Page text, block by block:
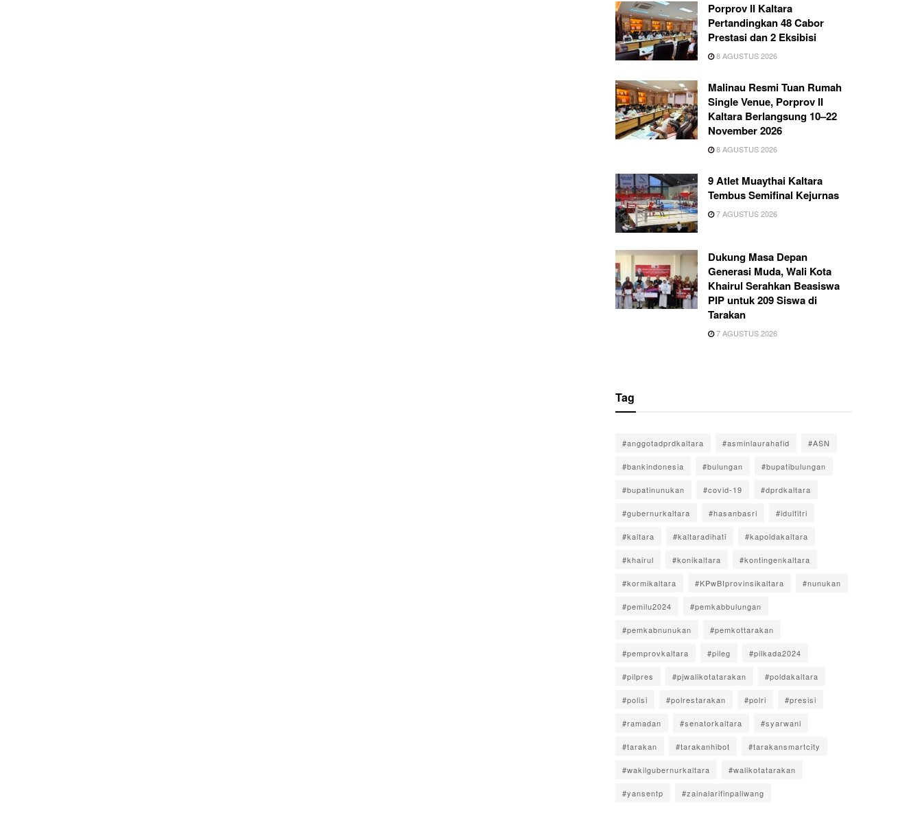
Porprov II Kaltara
Pertandingkan 48 Cabor
Prestasi dan 2 Eksibisi
8 AGUSTUS 2026
Malinau Resmi Tuan Rumah
Single Venue, Porprov II
Kaltara Berlangsung 10–22
November 2026
8 AGUSTUS 2026
9 Atlet Muaythai Kaltara
Tembus Semifinal Kejurnas
7 AGUSTUS 2026
Dukung Masa Depan
Generasi Muda, Wali Kota
Khairul Serahkan Beasiswa
PIP untuk 209 Siswa di
Tarakan
7 AGUSTUS 2026
Tag
#anggotadprdkaltara #asminlaurahafid #ASN
#bankindonesia #bulungan #bupatibulungan
#bupatinunukan #covid-19 #dprdkaltara
#gubernurkaltara #hasanbasri #idulfitri
#kaltara #kaltaradihati #kapoldakaltara
#khairul #konikaltara #kontingenkaltara
#kormikaltara #KPwBIprovinsikaltara #nunukan
#pemilu2024 #pemkabbulungan
#pemkabnunukan #pemkottarakan
#pemprovkaltara #pileg #pilkada2024
#pilpres #pjwalikotatarakan #poldakaltara
#polisi #polrestarakan #polri #presisi
#ramadan #senatorkaltara #syarwani
#tarakan #tarakanhibot #tarakansmartcity
#wakilgubernurkaltara #walikotatarakan
#yansentp #zainalarifinpaliwang